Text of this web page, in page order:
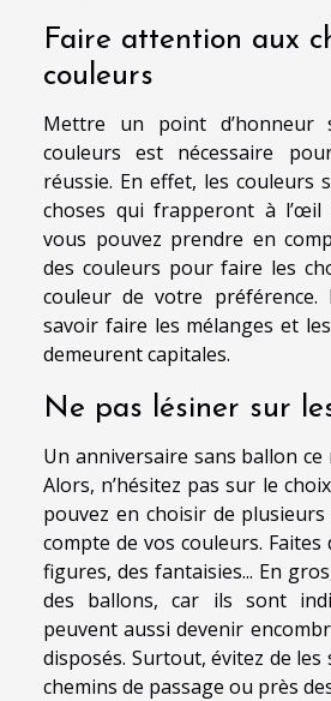
Faire attention aux
couleurs
Mettre un point d’honneur
couleurs est nécessaire
réussie. En effet, les couleurs
choses qui frapperont à l’œil
vous pouvez prendre en
des couleurs pour faire les
couleur de votre
savoir faire les mélanges et
demeurent capitales.
Ne pas lésiner sur
Un anniversaire sans ballon ce
Alors, n’hésitez pas sur le
pouvez en choisir de
compte de vos couleurs. Faites
figures, des fantaisies... En
des ballons, car ils sont
peuvent aussi devenir
disposés. Surtout, évitez de
chemins de passage ou près